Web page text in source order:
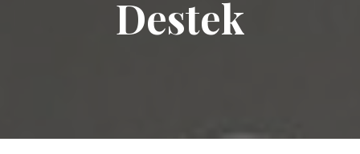
Destek